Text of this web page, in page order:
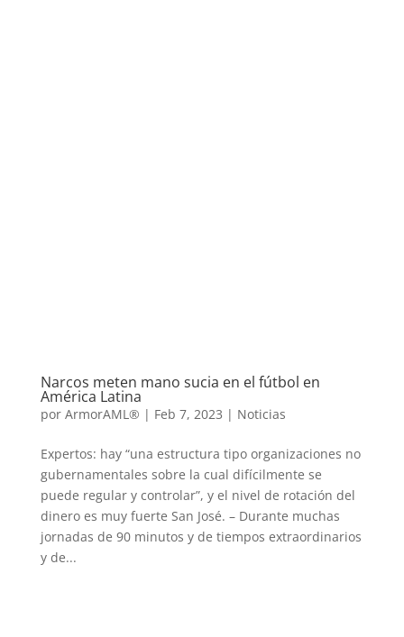
Narcos meten mano sucia en el fútbol en
América Latina
por ArmorAML® | Feb 7, 2023 | Noticias
Expertos: hay “una estructura tipo organizaciones no
gubernamentales sobre la cual difícilmente se
puede regular y controlar”, y el nivel de rotación del
dinero es muy fuerte San José. – Durante muchas
jornadas de 90 minutos y de tiempos extraordinarios
y de...